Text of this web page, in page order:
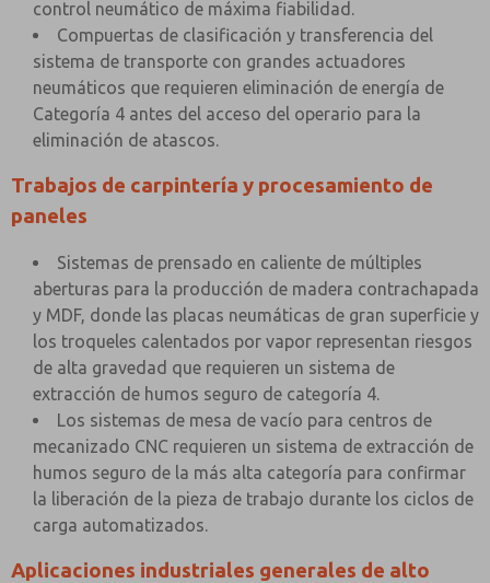
control neumático de máxima fiabilidad.
Compuertas de clasificación y transferencia del
sistema de transporte con grandes actuadores
neumáticos que requieren eliminación de energía de
Categoría 4 antes del acceso del operario para la
eliminación de atascos.
Trabajos de carpintería y procesamiento de
paneles
Sistemas de prensado en caliente de múltiples
aberturas para la producción de madera contrachapada
y MDF, donde las placas neumáticas de gran superficie y
los troqueles calentados por vapor representan riesgos
de alta gravedad que requieren un sistema de
extracción de humos seguro de categoría 4.
Los sistemas de mesa de vacío para centros de
mecanizado CNC requieren un sistema de extracción de
humos seguro de la más alta categoría para confirmar
la liberación de la pieza de trabajo durante los ciclos de
carga automatizados.
Aplicaciones industriales generales de alto